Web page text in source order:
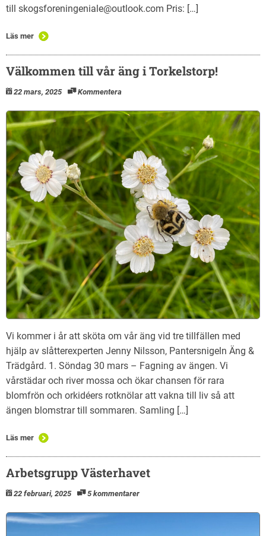
till skogsforeningeniale@outlook.com Pris: […]
Läs mer
Välkommen till vår äng i Torkelstorp!
22 mars, 2025 Kommentera
Vi kommer i år att sköta om vår äng vid tre tillfällen med
hjälp av slåtterexperten Jenny Nilsson, Pantersnigeln Äng &
Trädgård. 1. Söndag 30 mars – Fagning av ängen. Vi
vårstädar och river mossa och ökar chansen för rara
blomfrön och orkidéers rotknölar att vakna till liv så att
ängen blomstrar till sommaren. Samling […]
Läs mer
Arbetsgrupp Västerhavet
22 februari, 2025 5 kommentarer